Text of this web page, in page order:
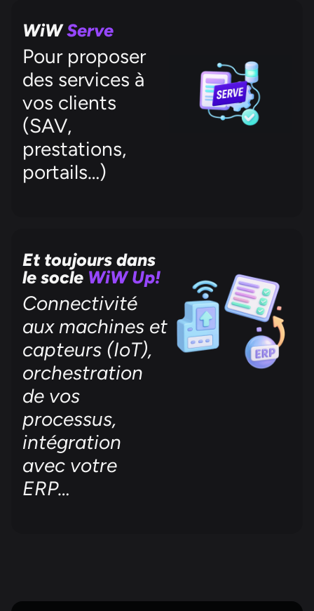
WiWServe
Pour proposer
des services à
vos clients
(SAV,
prestations,
portails…)
Et toujours dans
le socle WiW Up!
Connectivité
aux machines et
capteurs (IoT),
orchestration
de vos
processus,
intégration
avec votre
ERP…